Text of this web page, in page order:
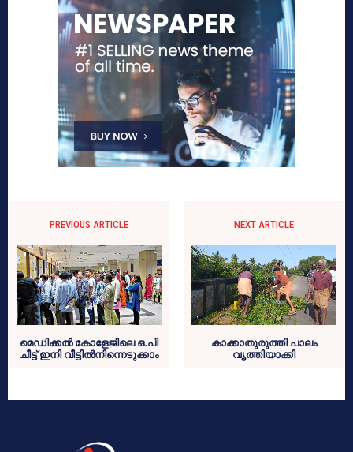
PREVIOUS ARTICLE
മെഡിക്കല്‍ കോളേജിലെ ഒ.പി
ചീട്ട് ഇനി വീട്ടില്‍നിന്നെടുക്കാം
NEXT ARTICLE
കാക്കാതുരുത്തി പാലം
വൃത്തിയാക്കി